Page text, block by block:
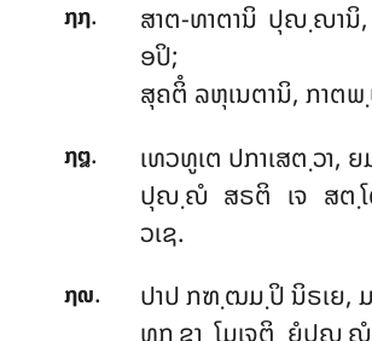
໗໗. ສາຕ-ທາຕານິ ປຸຎ຺ຎານິ,
ອປິ;
ສຸຄຕິໍ ລຫຸເນຕານິ, ກາຕ
໗໘. ເທວທູເຕ ປກາເສຕ຺ວາ,
ປຸຎ຺ຎໍ ສຣຕິ ເຈ ສຕ຺ໂ
ວເຊ.
໗໙. ປາປກຑ຺ຒມ຺ປິ ນິຣເຍ,